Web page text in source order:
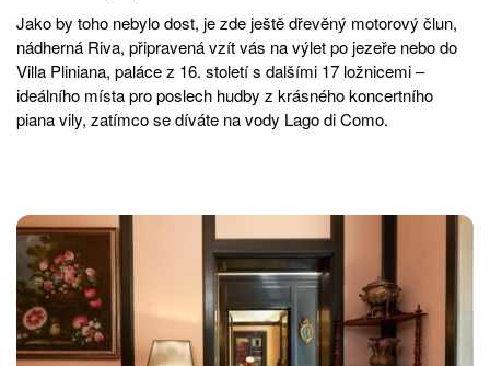
Jako by toho nebylo dost, je zde ještě dřevěný motorový člun,
nádherná Riva, připravená vzít vás na výlet po jezeře nebo do
Villa Pliniana, paláce z 16. století s dalšími 17 ložnicemi –
ideálního místa pro poslech hudby z krásného koncertního
piana vily, zatímco se díváte na vody Lago di Como.